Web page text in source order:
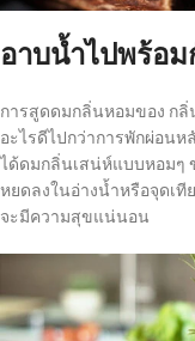
อาบน้ำไปพร้อ
การสูดดมกลิ่นหอมของ ก
อะไรดีไปกว่าการพักผ่อน
ได้ดมกลิ่นเสน่ห์แบบหอมๆ
หยดลงในอ่างน้ำหรือจุดเ
จะมีความสุขแน่นอน